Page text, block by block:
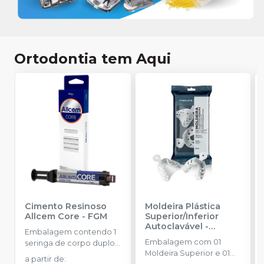
Ortodontia tem Aqui
Cimento Resinoso
Allcem Core - FGM
Embalagem contendo 1
seringa de corpo duplo
com 6g e 8 ponteiras
a partir de:
Moldeira Plástica
Superior/Inferior
Autoclavável -
MAQUIRA
Embalagem com 01
Moldeira Superior e 01